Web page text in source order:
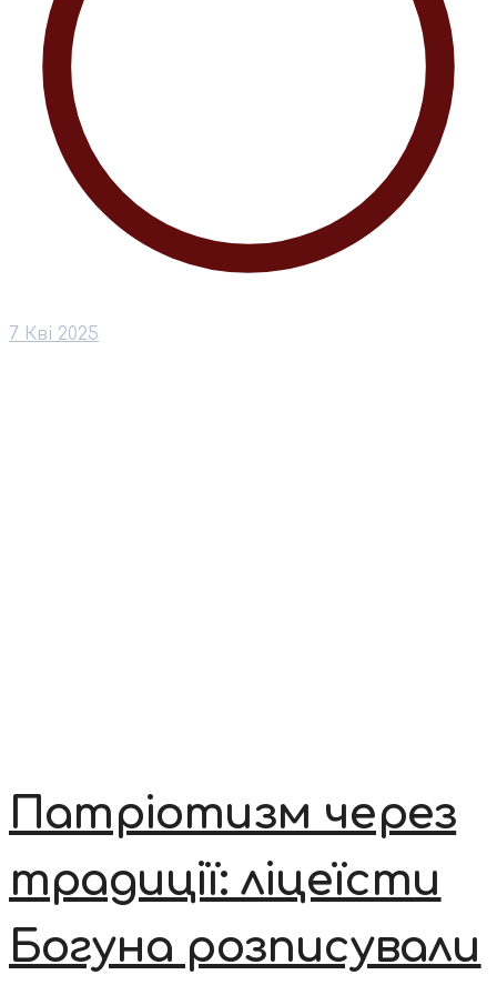
7 Кві 2025
Патріотизм через
традиції: ліцеїсти
Богуна розписували